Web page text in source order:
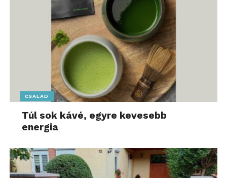
CSALÁD
Túl sok kávé, egyre kevesebb
energia